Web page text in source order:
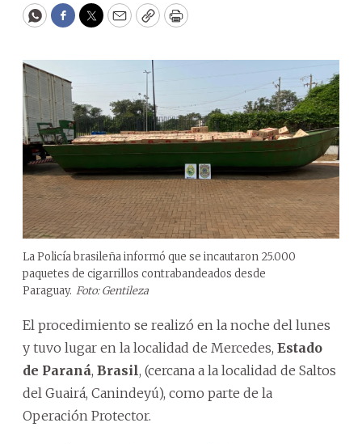
WhatsApp
Facebook
Twitter
EmailCopyPrint
La Policía brasileña informó que se incautaron 25.000
paquetes de cigarrillos contrabandeados desde
Paraguay. Foto: Gentileza
El procedimiento se realizó en la noche del lunes
y tuvo lugar en la localidad de Mercedes, Estado
de Paraná, Brasil, (cercana a la localidad de Saltos
del Guairá, Canindeyú), como parte de la
Operación Protector.